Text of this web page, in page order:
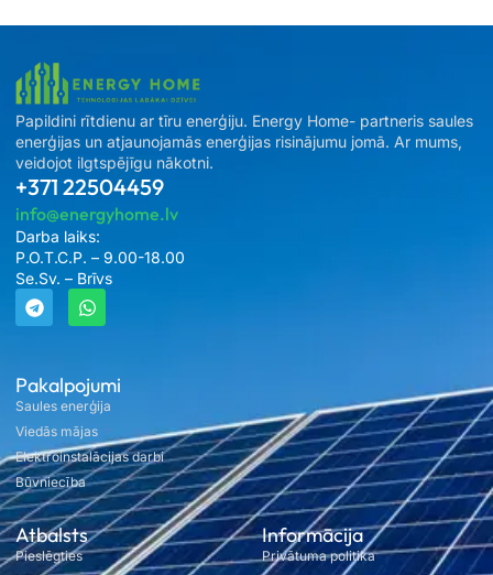
Pakalpojumi
Saules enerģija
Viedās mājas
Elektroinstalācijas darbi
Būvniecība
Atbalsts
Pieslēgties
Informācija
Privātuma politika
Papildini rītdienu ar tīru enerģiju. Energy Home- partneris saules
enerģijas un atjaunojamās enerģijas risinājumu jomā. Ar mums,
veidojot ilgtspējīgu nākotni.
+371 22504459
info@energyhome.lv
Darba laiks:
P.O.T.C.P. – 9.00-18.00
Se.Sv. – Brīvs